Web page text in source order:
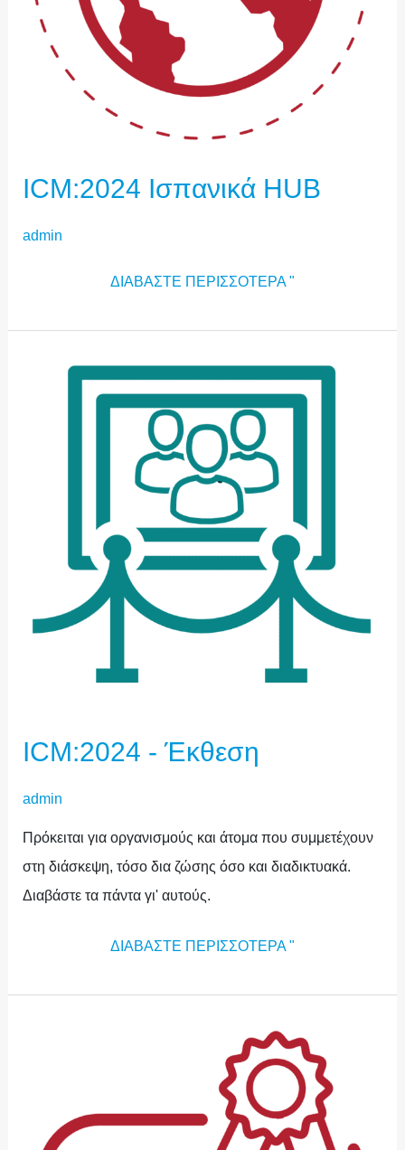
ICM:2024 Ισπανικά HUB
admin
ΔΙΑΒΆΣΤΕ ΠΕΡΙΣΣΌΤΕΡΑ "
ICM:2024 - Έκθεση
admin
Πρόκειται για οργανισμούς και άτομα που συμμετέχουν
στη διάσκεψη, τόσο δια ζώσης όσο και διαδικτυακά.
Διαβάστε τα πάντα γι' αυτούς.
ICM:2024
-
ΈΚΘΕΣΗ
ΔΙΑΒΆΣΤΕ ΠΕΡΙΣΣΌΤΕΡΑ "
ΠΙΣΤΟΠΟΙΗΤΙΚΌ